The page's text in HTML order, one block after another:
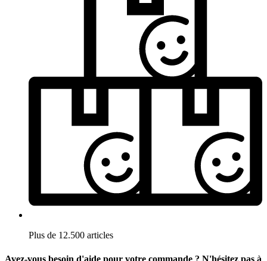
Plus de 12.500 articles
Avez-vous besoin d'aide pour votre commande ? N'hésitez pas à